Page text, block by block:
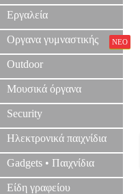
Εργαλεία
Οργανα γυμναστικής ΝΕΟ
Outdoor
Μουσικά όργανα
Security
Ηλεκτρονικά παιχνίδια
Gadgets • Παιχνίδια
Είδη γραφείου